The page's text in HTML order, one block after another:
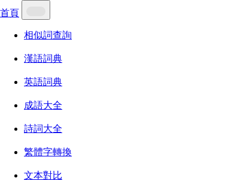
首頁
相似詞查詢
漢語詞典
英語詞典
成語大全
詩詞大全
繁體字轉換
文本對比